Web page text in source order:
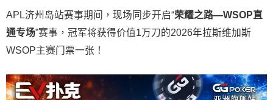
APL济州岛站赛事期间，现场同步开启“荣耀之路—WSOP直
通专场”赛事，冠军将获得价值1万刀的2026年拉斯维加斯
WSOP主赛门票一张！